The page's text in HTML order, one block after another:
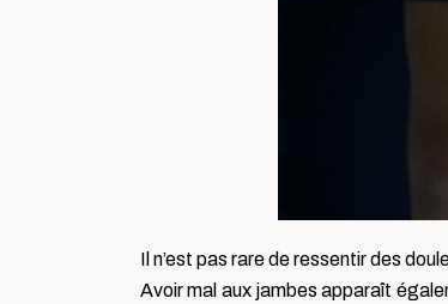
Il n’est pas rare de ressentir des
Avoir mal aux jambes apparaît